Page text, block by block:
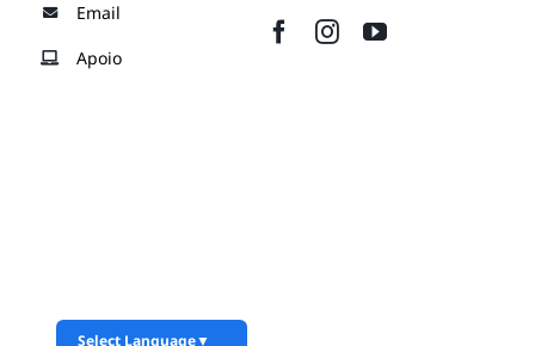
Email
Apoio
Select Language▼